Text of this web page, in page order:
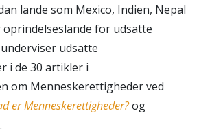
lande som Mexico, Indien, Nepal
for udsatte
udsatte
i de 30 artikler i
om Menneskerettigheder ved
er Menneskerettigheder?og